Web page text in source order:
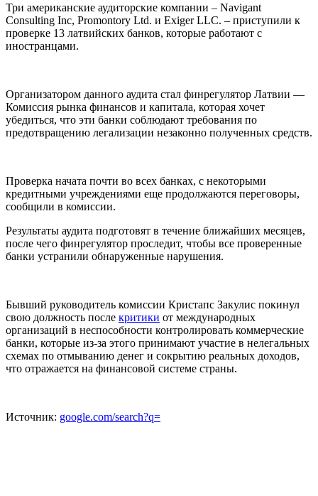
Три американские аудиторские компании – Navigant
Consulting Inc, Promontory Ltd. и Exiger LLC. – приступили к
проверке 13 латвийских банков, которые работают с
иностранцами.
Организатором данного аудита стал финрегулятор Латвии —
Комиссия рынка финансов и капитала, которая хочет
убедиться, что эти банки соблюдают требования по
предотвращению легализации незаконно полученных средств.
Проверка начата почти во всех банках, с некоторыми
кредитными учреждениями еще продолжаются переговоры,
сообщили в комиссии.
Результаты аудита подготовят в течение ближайших месяцев,
после чего финрегулятор проследит, чтобы все проверенные
банки устранили обнаруженные нарушения.
Бывший руководитель комиссии Кристапс Закулис покинул
свою должность после критики от международных
организаций в неспособности контролировать коммерческие
банки, которые из-за этого принимают участие в нелегальных
схемах по отмыванию денег и сокрытию реальных доходов,
что отражается на финансовой системе страны.
Источник: google.com/search?q=